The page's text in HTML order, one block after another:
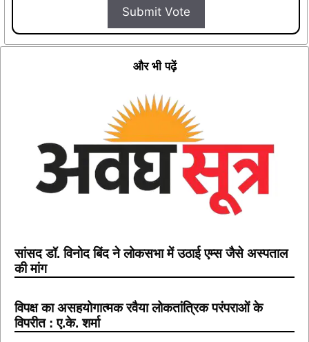
Submit Vote
और भी पढ़ें
सांसद डॉ. विनोद बिंद ने लोकसभा में उठाई एम्स जैसे अस्पताल
की मांग
विपक्ष का असहयोगात्मक रवैया लोकतांत्रिक परंपराओं के
विपरीत : ए.के. शर्मा